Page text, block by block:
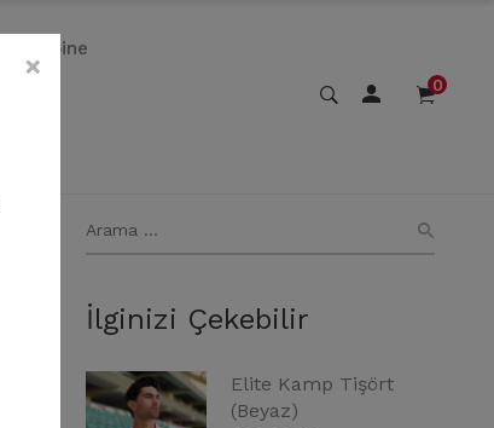
Kombine
0
İlginizi Çekebilir
Elite Kamp Tişört
(Beyaz)
×